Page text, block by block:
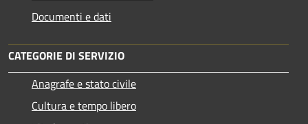
Documenti e dati
CATEGORIE DI SERVIZIO
Anagrafe e stato civile
Cultura e tempo libero